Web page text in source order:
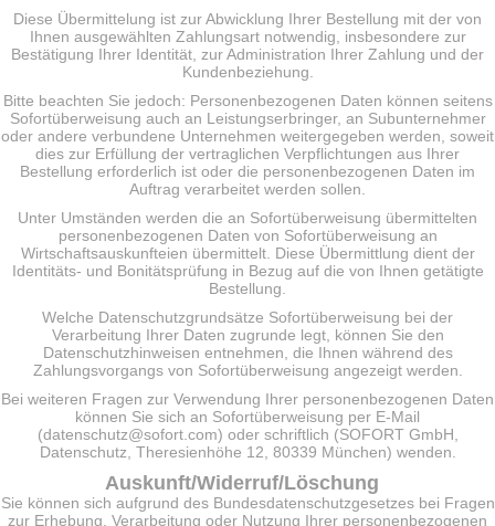
Diese Übermittelung ist zur Abwicklung Ihrer Bestellung mit der von
Ihnen ausgewählten Zahlungsart notwendig, insbesondere zur
Bestätigung Ihrer Identität, zur Administration Ihrer Zahlung und der
Kundenbeziehung.
Bitte beachten Sie jedoch: Personenbezogenen Daten können seitens
Sofortüberweisung auch an Leistungserbringer, an Subunternehmer
oder andere verbundene Unternehmen weitergegeben werden, soweit
dies zur Erfüllung der vertraglichen Verpflichtungen aus Ihrer
Bestellung erforderlich ist oder die personenbezogenen Daten im
Auftrag verarbeitet werden sollen.
Unter Umständen werden die an Sofortüberweisung übermittelten
personenbezogenen Daten von Sofortüberweisung an
Wirtschaftsauskunfteien übermittelt. Diese Übermittlung dient der
Identitäts- und Bonitätsprüfung in Bezug auf die von Ihnen getätigte
Bestellung.
Welche Datenschutzgrundsätze Sofortüberweisung bei der
Verarbeitung Ihrer Daten zugrunde legt, können Sie den
Datenschutzhinweisen entnehmen, die Ihnen während des
Zahlungsvorgangs von Sofortüberweisung angezeigt werden.
Bei weiteren Fragen zur Verwendung Ihrer personenbezogenen Daten
können Sie sich an Sofortüberweisung per E-Mail
(datenschutz@sofort.com) oder schriftlich (SOFORT GmbH,
Datenschutz, Theresienhöhe 12, 80339 München) wenden.
Auskunft/Widerruf/Löschung
Sie können sich aufgrund des Bundesdatenschutzgesetzes bei Fragen
zur Erhebung, Verarbeitung oder Nutzung Ihrer personenbezogenen